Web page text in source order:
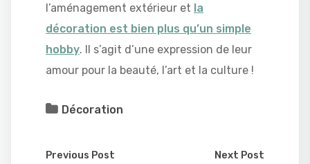
l’aménagement extérieur et la
décoration est bien plus qu’un simple
hobby. Il s’agit d’une expression de leur
amour pour la beauté, l’art et la culture !
Décoration
Previous Post Next Post